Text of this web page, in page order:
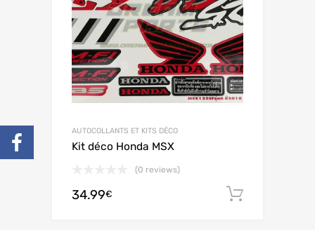
AUTOCOLLANTS ET KITS DÉCO
Kit déco Honda MSX
(0 reviews)
34.99€